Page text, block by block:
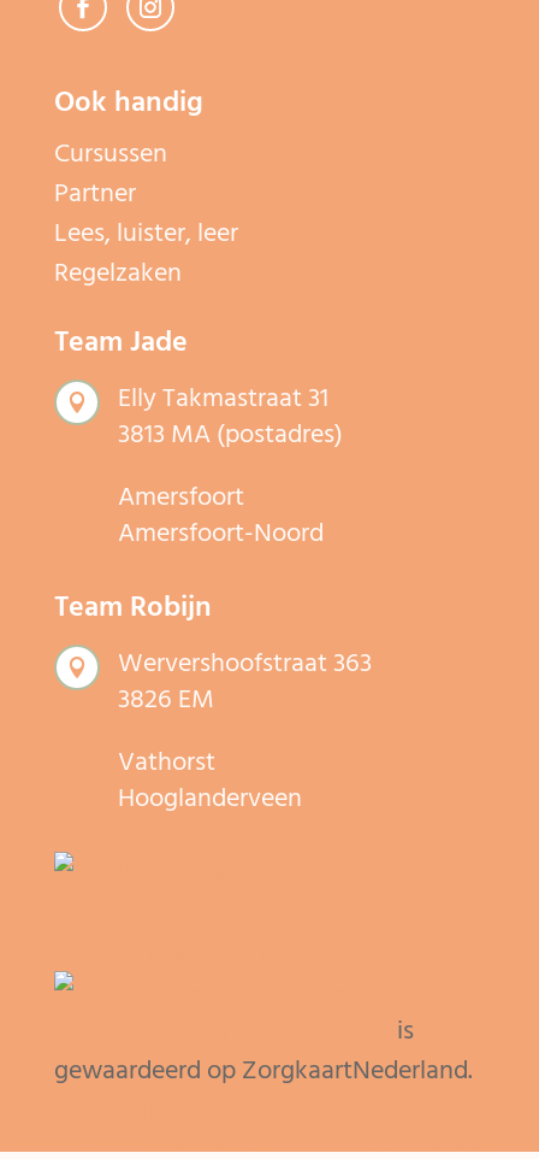
Ook handig
Cursussen
Partner
Lees, luister, leer
Regelzaken
Team Jade

Elly Takmastraat 31
3813 MA (postadres)
Amersfoort
Amersfoort-Noord
Team Robijn

Wervershoofstraat 363
3826 EM
Vathorst
Hooglanderveen
is
gewaardeerd op ZorgkaartNederland.